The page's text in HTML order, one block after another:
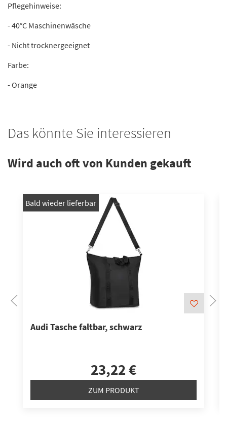
Pflegehinweise:
- 40°C Maschinenwäsche
- Nicht trocknergeeignet
Farbe:
- Orange
Das könnte Sie interessieren
Wird auch oft von Kunden gekauft
Bald wieder lieferbar
Audi Tasche faltbar, schwarz
23,22 €
ZUM PRODUKT